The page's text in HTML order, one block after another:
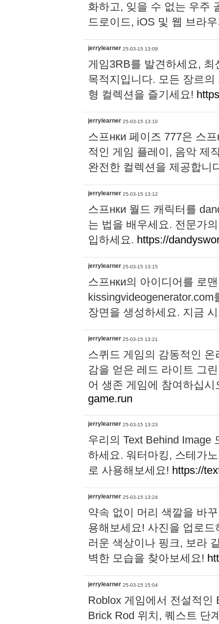
화하고, 잊을 수 없는 우주
드로이드, iOS 및 웹 브라
jerrylearner 25-03-15 13:09
게임3RB를 발견하세요,
목적지입니다. 모든 장르
형 컬렉션을 즐기세요!
jerrylearner 25-03-15 13:10
스프нки 페이즈 777은 스
적인 게임 플레이, 음악 제
완전한 컬렉션을 제공합니
jerrylearner 25-03-15 13:12
스프нки 월드 캐릭터를
는 법을 배우세요. 전문가
입하세요. https://
jerrylearner 25-03-15 13:15
스프нки의 아이디어를 로
장면을 생성하세요. 지금
jerrylearner 25-03-15 13:21
스퀴드 게임의 감동적인
감을 얻은 레드 라이트 그
어 생존 게임에 참여하십
game.run
jerrylearner 25-03-15 13:23
우리의 Text Behind Image
하세요. 워터마킹, 스테가
로 사용해보세요! https://
jerrylearner 25-03-15 13:24
약속 없이 머리 색깔을 바
용해보세요! 사진을 업로
러운 색상이나 핑크, 보라
벽한 모습을 찾아보세요!
jerrylearner 25-03-15 15:04
Roblox 게임에서 전설적인
Brick Rod 위치, 퀘스트 단